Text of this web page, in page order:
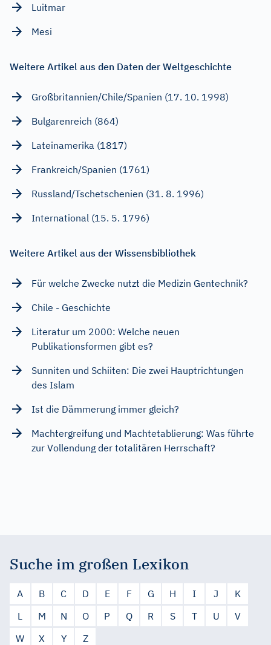
Luitmar
Mesi
Weitere Artikel aus den Daten der Weltgeschichte
Großbritannien/Chile/Spanien (17. 10. 1998)
Bulgarenreich (864)
Lateinamerika (1817)
Frankreich/Spanien (1761)
Russland/Tschetschenien (31. 8. 1996)
International (15. 5. 1796)
Weitere Artikel aus der Wissensbibliothek
Für welche Zwecke nutzt die Medizin Gentechnik?
Chile - Geschichte
Literatur um 2000: Welche neuen
Publikationsformen gibt es?
Sunniten und Schiiten: Die zwei Hauptrichtungen
des Islam
Ist die Dämmerung immer gleich?
Machtergreifung und Machtetablierung: Was führte
zur Vollendung der totalitären Herrschaft?
Suche im großen Lexikon
A B C D E F G H I J
K
L
M N O P Q R S T U
V
W
X Y Z